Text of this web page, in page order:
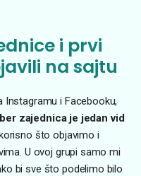
i prvi
na sajtu
Instagramu i Facebooku,
zajednica je jedan vid
što objavimo i
U ovoj grupi samo mi
bi sve što podelimo bilo